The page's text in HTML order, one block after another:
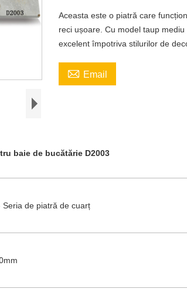
Aceasta este o piatră care
reci ușoare. Cu model taup
excelent împotriva stilurilor de
 Email
baie de bucătărie D2003
Seria de piatră de cuarț